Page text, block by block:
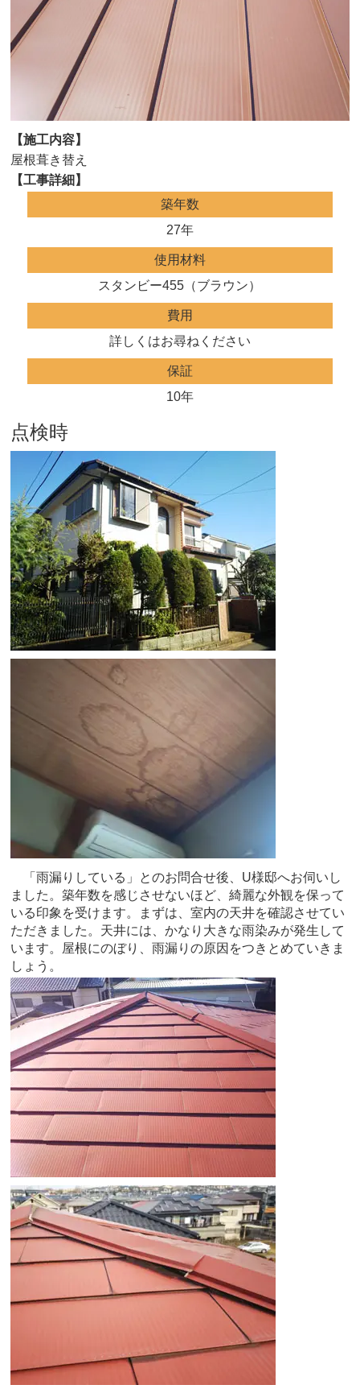
【施工内容】
屋根葺き替え
【工事詳細】
築年数
27年
使用材料
スタンビー455（ブラウン）
費用
詳しくはお尋ねください
保証
10年
点検時
「雨漏りしている」とのお問合せ後、U様邸へお伺いし
ました。築年数を感じさせないほど、綺麗な外観を保って
いる印象を受けます。まずは、室内の天井を確認させてい
ただきました。天井には、かなり大きな雨染みが発生して
います。屋根にのぼり、雨漏りの原因をつきとめていきま
しょう。